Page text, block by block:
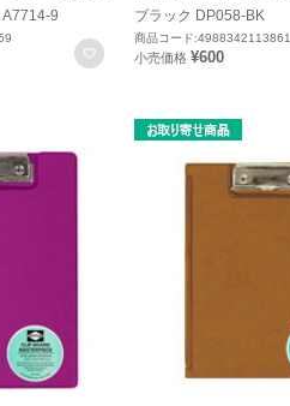
9
お気に入りに登録
ブラック DP058-BK
商品コード:4988342113861
小売価格 ¥600